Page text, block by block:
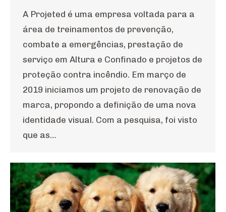
A Projeted é uma empresa voltada para a
área de treinamentos de prevenção,
combate a emergências, prestação de
serviço em Altura e Confinado e projetos de
proteção contra incêndio. Em março de
2019 iniciamos um projeto de renovação de
marca, propondo a definição de uma nova
identidade visual. Com a pesquisa, foi visto
que as…